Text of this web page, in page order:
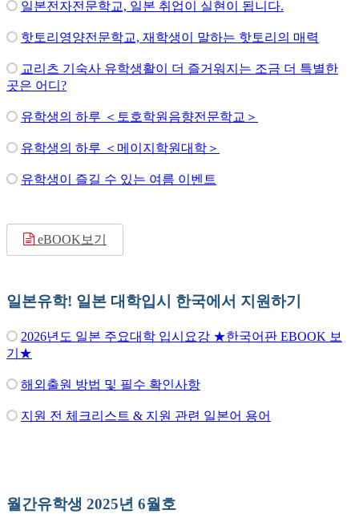
일본전자전문학교, 일본 취업이 실현이 됩니다.
핫토리영양전문학교, 재학생이 말하는 핫토리의 매력
교리츠 기숙사 유학생활이 더 즐거워지는 조금 더 특별한
곳은 어디?
유학생의 하루 ＜토호학원음향전문학교＞
유학생의 하루 ＜메이지학원대학＞
유학생이 즐길 수 있는 여름 이벤트
eBOOK보기
일본유학! 일본 대학입시 한국에서 지원하기
2026년도 일본 주요대학 입시요강 ★한국어판 EBOOK 보
기★
해외출원 방법 및 필수 확인사항
지원 전 체크리스트 & 지원 관련 일본어 용어
월간유학생 2025년 6월호